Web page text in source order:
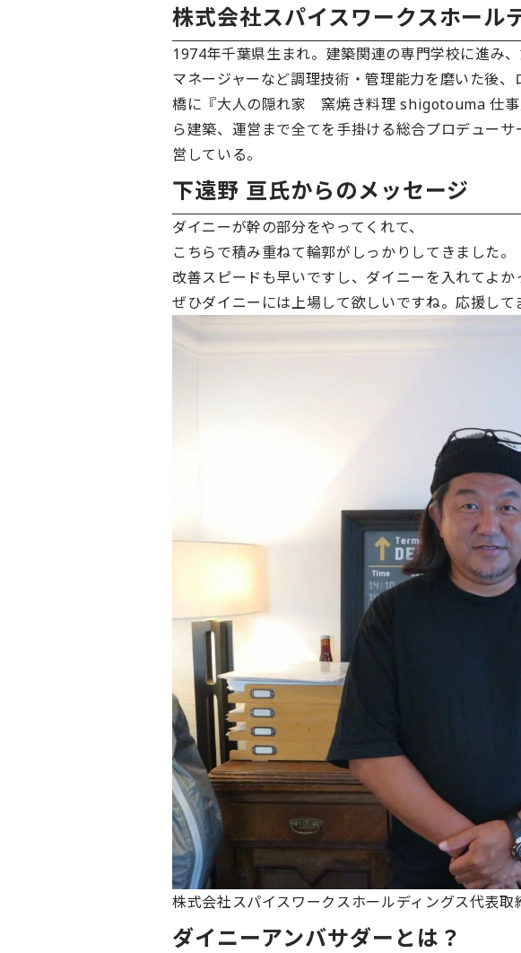
POSレジ
モバ
ー
モバイル決済 キャ
株式会社スパイスワークスホール
1974年千葉県生まれ。建築関連の専門学校に進み
マネージャーなど調理技術・管理能力を磨いた後
橋に『大人の隠れ家 窯焼き料理 shigotouma 仕事
ら建築、運営まで全てを手掛ける総合プロデュー
営している。
下遠野 亘氏からのメッセージ
ダイニーが幹の部分をやってくれて、
こちらで積み重ねて輪郭がしっかりしてきました。
改善スピードも早いですし、ダイニーを入れてよか
ぜひダイニーには上場して欲しいですね。応援して
株式会社スパイスワークスホールディングス代表
ダイニーアンバサダーとは？